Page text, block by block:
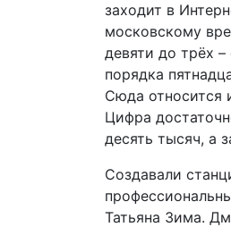
заходит в
московскому
девяти до трёх
порядка
Сюда относится
Цифра
десять тысяч, а
Создавали
Татьяна Зима.